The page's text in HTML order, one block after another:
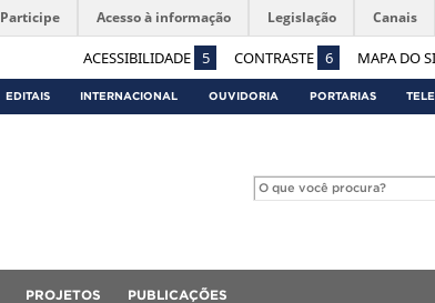
ACESSIBILIDADE 5 CONTRASTE 6 MAPA DO
Participe Acesso à informação Legislação Canais
EDITAIS INTERNACIONAL OUVIDORIA PORTARIAS
PROJETOS PUBLICAÇÕES